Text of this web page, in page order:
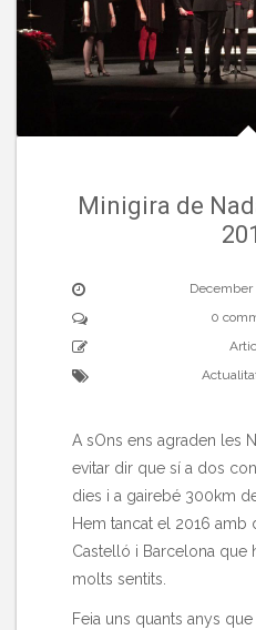
Minigira de
December
0
A sOns ens agraden les
evitar dir que sí a dos
dies i a gairebé 300km de
Hem tancat el 2016 amb
Castelló i Barcelona que
molts sentits.
Feia uns quants anys